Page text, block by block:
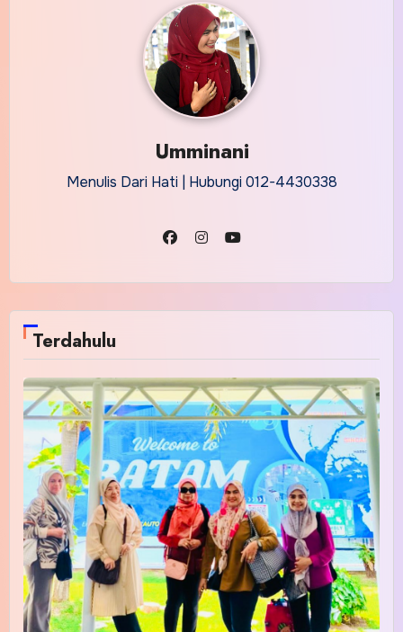
Umminani
Menulis Dari Hati | Hubungi 012-4430338
Terdahulu